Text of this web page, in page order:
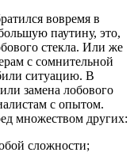
вовремя в
паутину, это,
стекла. Или же
с сомнительной
ситуацию. В
замена лобового
с опытом.
множеством других:
сложности;